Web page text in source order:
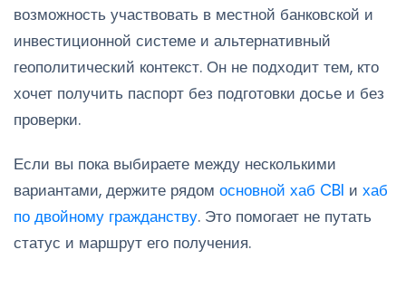
возможность участвовать в местной банковской и
инвестиционной системе и альтернативный
геополитический контекст. Он не подходит тем, кто
хочет получить паспорт без подготовки досье и без
проверки.
Если вы пока выбираете между несколькими
вариантами, держите рядом основной хаб CBI и хаб
по двойному гражданству. Это помогает не путать
статус и маршрут его получения.